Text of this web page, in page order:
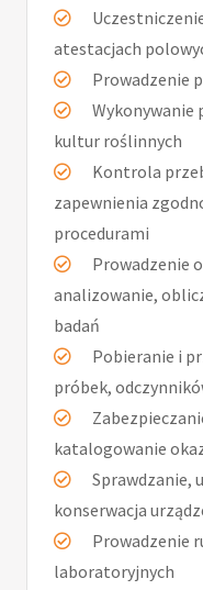
atestacjach
Prowadzenie
Wykonywanie
kultur roślinnych
Kontrola
zapewnienia
procedurami
Prowadzenie
analizowanie,
badań
Pobieranie i
próbek,
katalogowanie
Sprawdzanie,
konserwacja
Prowadzenie
laboratoryjnych